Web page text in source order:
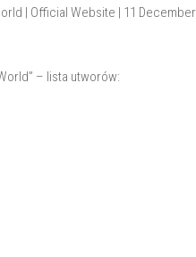
| Official Website | 11
– lista utworów: